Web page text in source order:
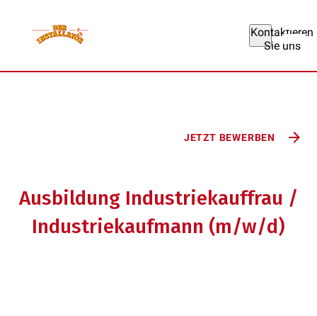
Kontaktieren
Sie uns
JETZT BEWERBEN
Ausbildung Industriekauffrau /
Industriekaufmann (m/w/d)